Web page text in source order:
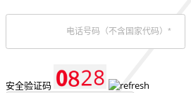
安全验证码